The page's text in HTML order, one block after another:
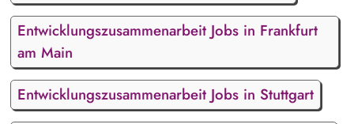
Entwicklungszusammenarbeit Jobs in Frankfurt
am Main
Entwicklungszusammenarbeit Jobs in Stuttgart